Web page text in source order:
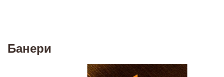
Банери